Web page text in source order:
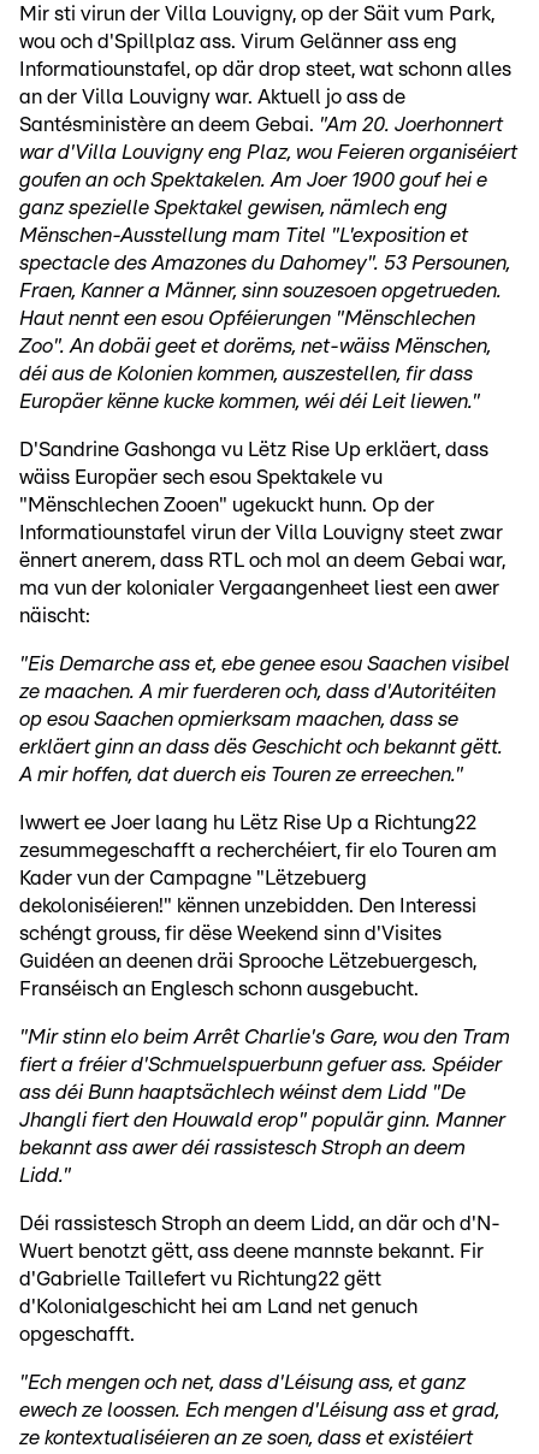
Mir sti virun der Villa Louvigny, op der Säit vum Park,
wou och d'Spillplaz ass. Virum Gelänner ass eng
Informatiounstafel, op där drop steet, wat schonn alles
an der Villa Louvigny war. Aktuell jo ass de
Santésministère an deem Gebai. "Am 20. Joerhonnert
war d'Villa Louvigny eng Plaz, wou Feieren organiséiert
goufen an och Spektakelen. Am Joer 1900 gouf hei e
ganz spezielle Spektakel gewisen, nämlech eng
Mënschen-Ausstellung mam Titel "L'exposition et
spectacle des Amazones du Dahomey". 53 Persounen,
Fraen, Kanner a Männer, sinn souzesoen opgetrueden.
Haut nennt een esou Opféierungen "Mënschlechen
Zoo". An dobäi geet et dorëms, net-wäiss Mënschen,
déi aus de Kolonien kommen, auszestellen, fir dass
Europäer kënne kucke kommen, wéi déi Leit liewen."
D'Sandrine Gashonga vu Lëtz Rise Up erkläert, dass
wäiss Europäer sech esou Spektakele vu
"Mënschlechen Zooen" ugekuckt hunn. Op der
Informatiounstafel virun der Villa Louvigny steet zwar
ënnert anerem, dass RTL och mol an deem Gebai war,
ma vun der kolonialer Vergaangenheet liest een awer
näischt:
"Eis Demarche ass et, ebe genee esou Saachen visibel
ze maachen. A mir fuerderen och, dass d'Autoritéiten
op esou Saachen opmierksam maachen, dass se
erkläert ginn an dass dës Geschicht och bekannt gëtt.
A mir hoffen, dat duerch eis Touren ze erreechen."
Iwwert ee Joer laang hu Lëtz Rise Up a Richtung22
zesummegeschafft a recherchéiert, fir elo Touren am
Kader vun der Campagne "Lëtzebuerg
dekoloniséieren!" kënnen unzebidden. Den Interessi
schéngt grouss, fir dëse Weekend sinn d'Visites
Guidéen an deenen dräi Sprooche Lëtzebuergesch,
Franséisch an Englesch schonn ausgebucht.
"Mir stinn elo beim Arrêt Charlie's Gare, wou den Tram
fiert a fréier d'Schmuelspuerbunn gefuer ass. Spéider
ass déi Bunn haaptsächlech wéinst dem Lidd "De
Jhangli fiert den Houwald erop" populär ginn. Manner
bekannt ass awer déi rassistesch Stroph an deem
Lidd."
Déi rassistesch Stroph an deem Lidd, an där och d'N-
Wuert benotzt gëtt, ass deene mannste bekannt. Fir
d'Gabrielle Taillefert vu Richtung22 gëtt
d'Kolonialgeschicht hei am Land net genuch
opgeschafft.
"Ech mengen och net, dass d'Léisung ass, et ganz
ewech ze loossen. Ech mengen d'Léisung ass et grad,
ze kontextualiséieren an ze soen, dass et existéiert